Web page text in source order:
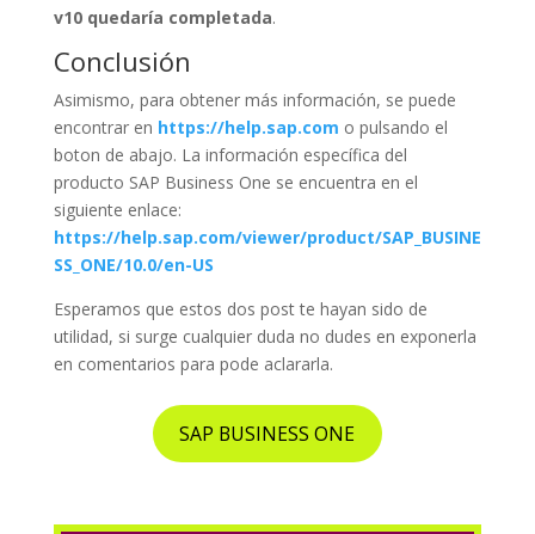
v10 quedaría completada.
Conclusión
Asimismo, para obtener más información, se puede
encontrar en https://help.sap.com o pulsando el
boton de abajo. La información específica del
producto SAP Business One se encuentra en el
siguiente enlace:
https://help.sap.com/viewer/product/SAP_BUSINE
SS_ONE/10.0/en-US
Esperamos que estos dos post te hayan sido de
utilidad, si surge cualquier duda no dudes en exponerla
en comentarios para pode aclararla.
SAP BUSINESS ONE